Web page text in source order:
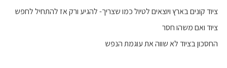
ציוד קונים בארץ ויוצאים לטיול כמו שצריך- להגיע ורק אז להתחיל לחפש
ציוד ואם משהו חסר
החסכון בציוד לא שווה את עוגמת הנפש